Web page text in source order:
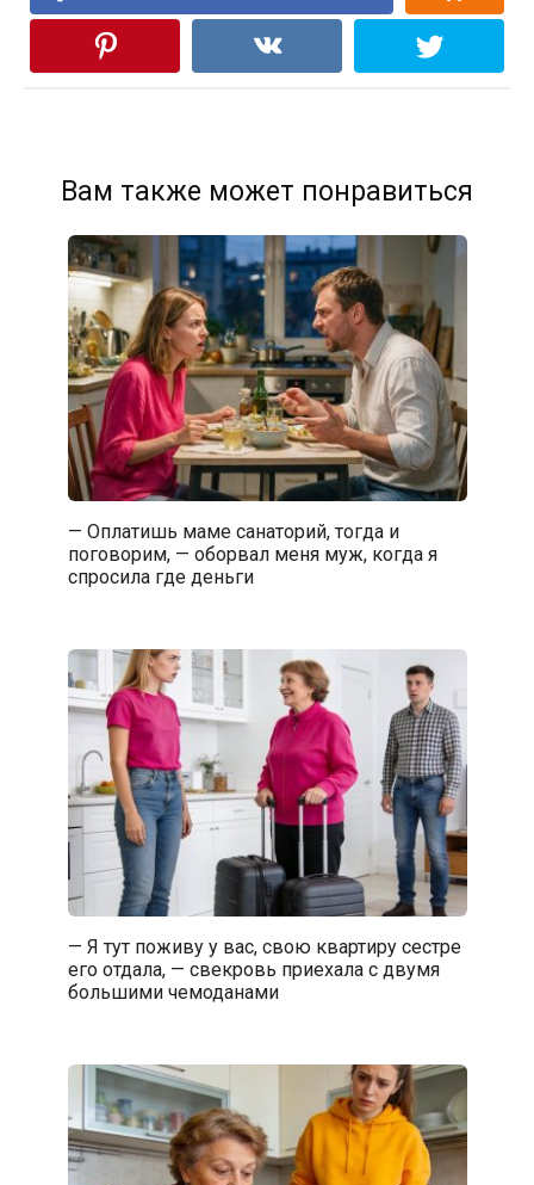
Вам также может понравиться
— Оплатишь маме санаторий, тогда и
поговорим, — оборвал меня муж, когда я
спросила где деньги
— Я тут поживу у вас, свою квартиру сестре
его отдала, — свекровь приехала с двумя
большими чемоданами